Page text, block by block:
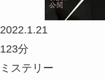
2022.1.21
123分
ミステリー